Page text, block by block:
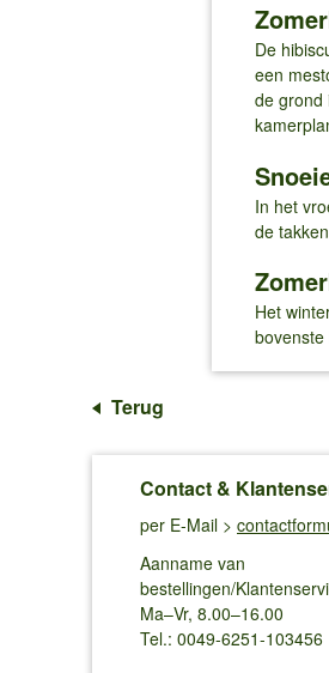
De
een
de grond
In het
de
Het
Terug
Contact &
per E-Mail >
Aanname van
bestellingen/
Ma–Vr, 8.00–16.00
Tel.: 0049-6251-103456